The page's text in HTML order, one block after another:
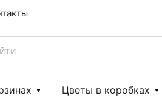
Цветы в коробках